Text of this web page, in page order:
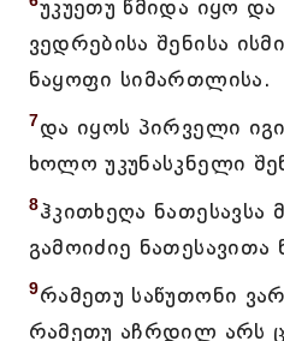
უკუეთუ წმიდა იყო და
ვედრებისა შენისა
ნაყოფი სიმართლისა.
7და იყოს პირველი
ხოლო უკუნასკნელი
8ჰკითხეღა ნათესავსა
გამოიძიე ნათესავითა
9რამეთუ საწუთონი
რამეთუ აჩრდილ არს